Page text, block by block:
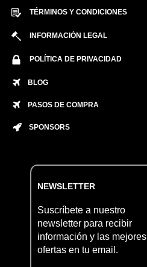
TÉRMINOS Y CONDICIONES
INFORMACIÓN LEGAL
POLÍTICA DE PRIVACIDAD
BLOG
PASOS DE COMPRA
SPONSORS
NEWSLETTER
Suscríbete a nuestro
newsletter para recibir
información y las mejores
ofertas en tu email.